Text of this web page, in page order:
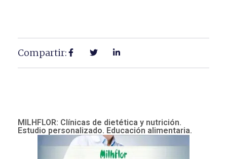
Compartir:
MILHFLOR: Clínicas de dietética y nutrición.
Estudio personalizado. Educación alimentaria.